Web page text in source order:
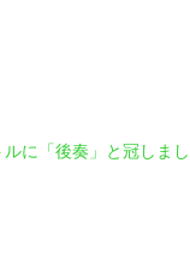
に「後奏」と冠しまし